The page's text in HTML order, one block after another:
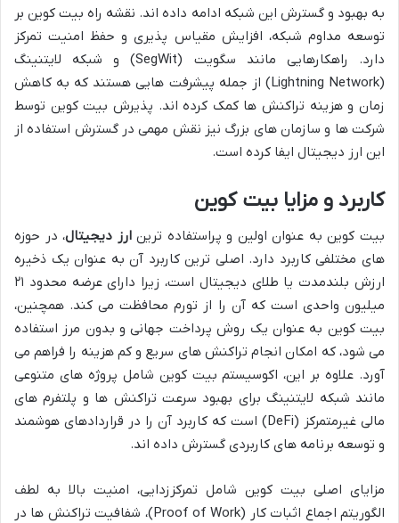
به بهبود و گسترش این شبکه ادامه داده اند. نقشه راه بیت کوین بر
توسعه مداوم شبکه، افزایش مقیاس پذیری و حفظ امنیت تمرکز
دارد. راهکارهایی مانند سگویت (SegWit) و شبکه لایتنینگ
(Lightning Network) از جمله پیشرفت هایی هستند که به کاهش
زمان و هزینه تراکنش ها کمک کرده اند. پذیرش بیت کوین توسط
شرکت ها و سازمان های بزرگ نیز نقش مهمی در گسترش استفاده از
این ارز دیجیتال ایفا کرده است.
کاربرد و مزایا بیت کوین
بیت کوین به عنوان اولین و پراستفاده ترینارز دیجیتال، در حوزه
های مختلفی کاربرد دارد. اصلی ترین کاربرد آن به عنوان یک ذخیره
ارزش بلندمدت یا طلای دیجیتال است، زیرا دارای عرضه محدود ۲۱
میلیون واحدی است که آن را از تورم محافظت می کند. همچنین،
بیت کوین به عنوان یک روش پرداخت جهانی و بدون مرز استفاده
می شود، که امکان انجام تراکنش های سریع و کم هزینه را فراهم می
آورد. علاوه بر این، اکوسیستم بیت کوین شامل پروژه های متنوعی
مانند شبکه لایتنینگ برای بهبود سرعت تراکنش ها و پلتفرم های
مالی غیرمتمرکز (DeFi) است که کاربرد آن را در قراردادهای هوشمند
و توسعه برنامه های کاربردی گسترش داده اند.
مزایای اصلی بیت کوین شامل تمرکززدایی، امنیت بالا به لطف
الگوریتم اجماع اثبات کار (Proof of Work)، شفافیت تراکنش ها در